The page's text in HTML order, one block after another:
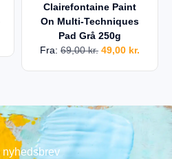
Clairefontaine Paint
On Multi-Techniques
Pad Grå 250g
Fra: 69,00kr. 49,00 kr.